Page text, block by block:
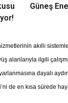
Güneş
akıllı
alanlarıyla ilgili
dayalı
de en kısa sürede